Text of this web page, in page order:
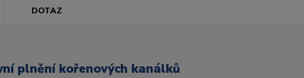
DOTAZ
plnění kořenových kanálků